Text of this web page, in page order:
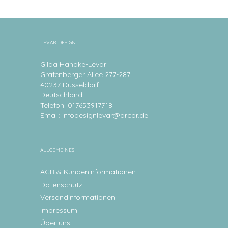
LEVAR DESIGN
Gilda Handke-Levar
Grafenberger Allee 277-287
40237 Düsseldorf
Deutschland
Telefon: 017653917718
Email: infodesignlevar@arcor.de
ALLGEMEINES
AGB & Kundeninformationen
Datenschutz
Versandinformationen
Impressum
Über uns